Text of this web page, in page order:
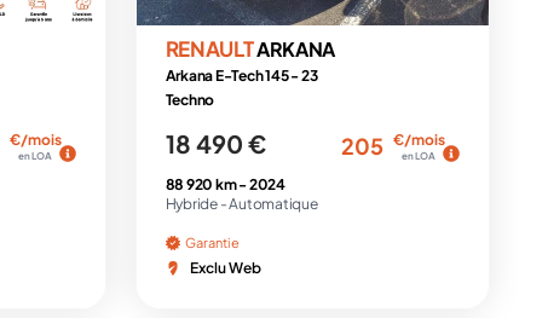
€/mois
en LOA
RENAULTARKANA
Arkana E-Tech 145 - 23
Techno
18 490 € 205 €/mois
en LOA
88 920 km -2024
Hybride -Automatique
Garantie
Exclu Web